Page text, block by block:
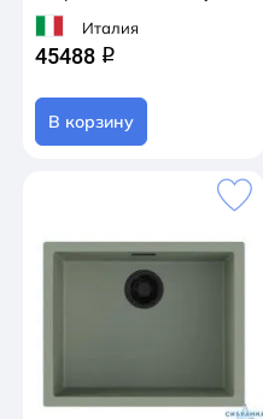
Италия
45488 q
В корзину